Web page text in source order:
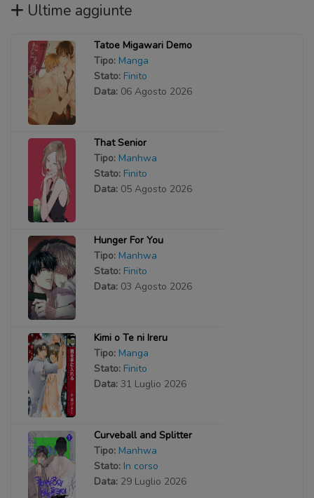
Ultime aggiunte
Tatoe Migawari Demo
Tipo: Manga
Stato: Finito
Data: 06 Agosto 2026
That Senior
Tipo: Manhwa
Stato: Finito
Data: 05 Agosto 2026
Hunger For You
Tipo: Manhwa
Stato: Finito
Data: 03 Agosto 2026
Kimi o Te ni Ireru
Tipo: Manga
Stato: Finito
Data: 31 Luglio 2026
Curveball and Splitter
Tipo: Manhwa
Stato: In corso
Data: 29 Luglio 2026